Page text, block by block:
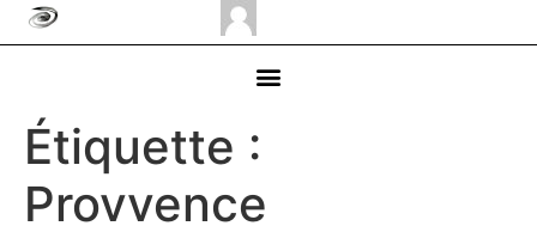
Étiquette :
Provvence